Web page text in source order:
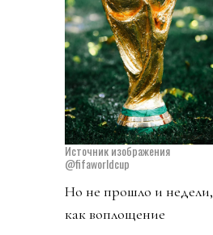
Источник изображения
@fifaworldcup
Но не прошло и недели,
как воплощение